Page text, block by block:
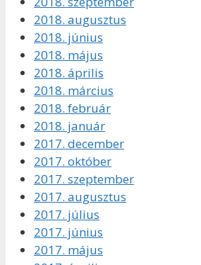
2018. augusztus
2018. június
2018. május
2018. április
2018. március
2018. február
2018. január
2017. december
2017. október
2017. szeptember
2017. augusztus
2017. július
2017. június
2017. május